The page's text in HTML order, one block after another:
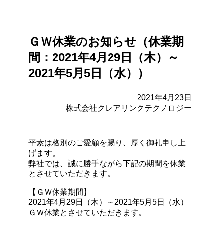
ＧＷ休業のお知らせ（休業期
間：2021年4月29日（木）～
2021年5月5日（水））
2021年4月23日
株式会社クレアリンクテクノロジー
平素は格別のご愛顧を賜り、厚く御礼申し上
げます。
弊社では、誠に勝手ながら下記の期間を休業
とさせていただきます。
【ＧＷ休業期間】
2021年4月29日（木）～2021年5月5日（水）
ＧＷ休業とさせていただきます。